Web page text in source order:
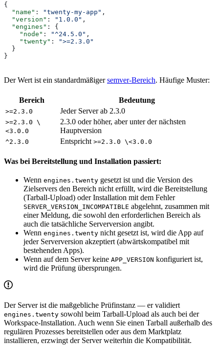
{
  "name"
: "twenty-my-app" ,
  "version"
: "1.0.0" ,
  "engines"
: {
    "node"
: "^24.5.0" ,
    "twenty"
:
">=2.3.0"
  }
}
Der Wert ist ein standardmäßigersemver-Bereich. Häufige Muster:
Bereich Bedeutung
>=2.3.0 Jeder Server ab 2.3.0
>=2.3.0 \
<3.0.0
2.3.0 oder höher, aber unter der nächsten
Hauptversion
^2.3.0 Entspricht >=2.3.0 \<3.0.0
Was bei Bereitstellung und Installation passiert:
Wenn engines.twenty gesetzt ist und die Version des
Zielservers den Bereich nicht erfüllt, wird die Bereitstellung
(Tarball-Upload) oder Installation mit dem Fehler
SERVER_VERSION_INCOMPATIBLE abgelehnt, zusammen mit
einer Meldung, die sowohl den erforderlichen Bereich als
auch die tatsächliche Serverversion angibt.
Wenn engines.twenty nicht gesetzt ist, wird die App auf
jeder Serverversion akzeptiert (abwärtskompatibel mit
bestehenden Apps).
Wenn auf dem Server keine APP_VERSION konfiguriert ist,
wird die Prüfung übersprungen.
Der Server ist die maßgebliche Prüfinstanz — er validiert
engines.twenty sowohl beim Tarball-Upload als auch bei der
Workspace-Installation. Auch wenn Sie einen Tarball außerhalb des
regulären Prozesses bereitstellen oder aus dem Marktplatz
installieren, erzwingt der Server weiterhin die Kompatibilität.